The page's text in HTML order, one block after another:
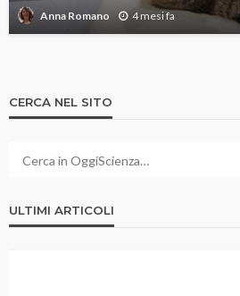
Anna Romano 4 mesi fa
CERCA NEL SITO
ULTIMI ARTICOLI